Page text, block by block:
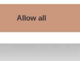
Allow all